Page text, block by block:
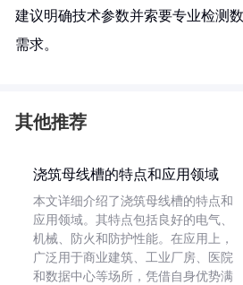
建议明确技术参数并索要专业检测
需求。
其他推荐
浇筑母线槽的特点和应用领域
本文详细介绍了浇筑母线槽的特点和
应用领域。其特点包括良好的电气、
机械、防火和防护性能。在应用上，
广泛用于商业建筑、工业厂房、医院
和数据中心等场所，凭借自身优势满